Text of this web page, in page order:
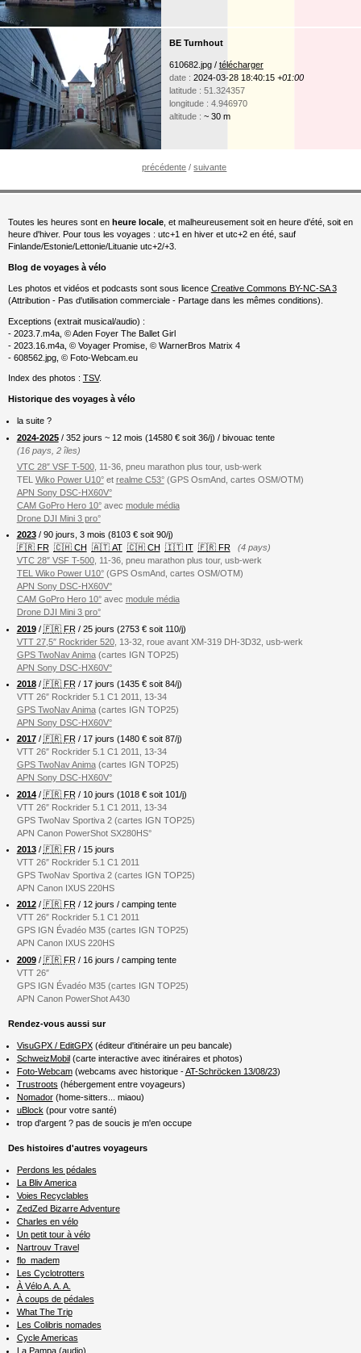
BE Turnhout
610682.jpg / télécharger
date : 2024-03-28 18:40:15 +01:00
latitude : 51.324357
longitude : 4.946970
altitude : ~ 30 m
précédente /suivante
Toutes les heures sont en heure locale, et malheureusement soit en heure d'été, soit en
heure d'hiver. Pour tous les voyages : utc+1 en hiver et utc+2 en été, sauf
Finlande/Estonie/Lettonie/Lituanie utc+2/+3.
Blog de voyages à vélo
Les photos et vidéos et podcasts sont sous licence Creative Commons BY-NC-SA 3
(Attribution - Pas d'utilisation commerciale - Partage dans les mêmes conditions).
Exceptions (extrait musical/audio) :
- 2023.7.m4a, © Aden Foyer The Ballet Girl
- 2023.16.m4a, © Voyager Promise, © WarnerBros Matrix 4
- 608562.jpg, © Foto-Webcam.eu
Index des photos : TSV.
Historique des voyages à vélo
la suite ?
2024-2025/ 352 jours ~ 12 mois (14580€ soit 36/j) / bivouac tente
(16 pays, 2 îles)
VTC 28″ VSF T-500, 11-36, pneu marathon plus tour, usb-werk
TEL Wiko Power U10°et realme C53°(GPS OsmAnd, cartes OSM/OTM)
APN Sony DSC-HX60V°
CAM GoPro Hero 10°avec module média
Drone DJI Mini 3 pro°
2023/ 90 jours, 3 mois (8103 € soit 90/j)
🇫🇷 FR 🇨🇭 CH 🇦🇹 AT 🇨🇭 CH 🇮🇹 IT 🇫🇷 FR
(4 pays)
VTC 28″ VSF T-500, 11-36, pneu marathon plus tour, usb-werk
TEL Wiko Power U10°(GPS OsmAnd, cartes OSM/OTM)
APN Sony DSC-HX60V°
CAM GoPro Hero 10°avec module média
Drone DJI Mini 3 pro°
2019/ 🇫🇷 FR / 25 jours (2753 € soit 110/j)
VTT 27,5″ Rockrider 520, 13-32, roue avant XM-319 DH-3D32, usb-werk
GPS TwoNav Anima(cartes IGN TOP25)
APN Sony DSC-HX60V°
2018/ 🇫🇷 FR / 17 jours (1435 € soit 84/j)
VTT 26″ Rockrider 5.1 C1 2011, 13-34
GPS TwoNav Anima(cartes IGN TOP25)
APN Sony DSC-HX60V°
2017/ 🇫🇷 FR / 17 jours (1480 € soit 87/j)
VTT 26″ Rockrider 5.1 C1 2011, 13-34
GPS TwoNav Anima(cartes IGN TOP25)
APN Sony DSC-HX60V°
2014/ 🇫🇷 FR / 10 jours (1018 € soit 101/j)
VTT 26″ Rockrider 5.1 C1 2011, 13-34
GPS TwoNav Sportiva 2 (cartes IGN TOP25)
APN Canon PowerShot SX280HS°
2013/ 🇫🇷 FR / 15 jours
VTT 26″ Rockrider 5.1 C1 2011
GPS TwoNav Sportiva 2 (cartes IGN TOP25)
APN Canon IXUS 220HS
2012/ 🇫🇷 FR / 12 jours / camping tente
VTT 26″ Rockrider 5.1 C1 2011
GPS IGN Évadéo M35 (cartes IGN TOP25)
APN Canon IXUS 220HS
2009/ 🇫🇷 FR / 16 jours / camping tente
VTT 26″
GPS IGN Évadéo M35 (cartes IGN TOP25)
APN Canon PowerShot A430
Rendez-vous aussi sur
VisuGPX / EditGPX(éditeur d'itinéraire un peu bancale)
SchweizMobil(carte interactive avec itinéraires et photos)
Foto-Webcam(webcams avec historique -AT-Schröcken 13/08/23)
Trustroots (hébergement entre voyageurs)
Nomador(home-sitters... miaou)
uBlock (pour votre santé)
trop d'argent ? pas de soucis je m'en occupe
Des histoires d'autres voyageurs
Perdons les pédales
La Bliv America
Voies Recyclables
ZedZed Bizarre Adventure
Charles en vélo
Un petit tour à vélo
Nartrouv Travel
flo_madem
Les Cyclotrotters
À Vélo A. A. A.
À coups de pédales
What The Trip
Les Colibris nomades
Cycle Americas
La Pampa (audio)